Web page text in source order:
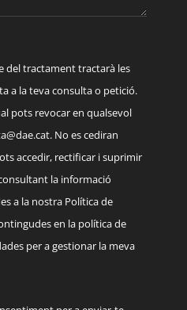
del tractament tractarà les
a la teva consulta o petició.
pots revocar en qualsevol
. No es cediran
accedir, rectificar i suprimir
la informació
a la nostra Política de
en la política de
per a gestionar la meva